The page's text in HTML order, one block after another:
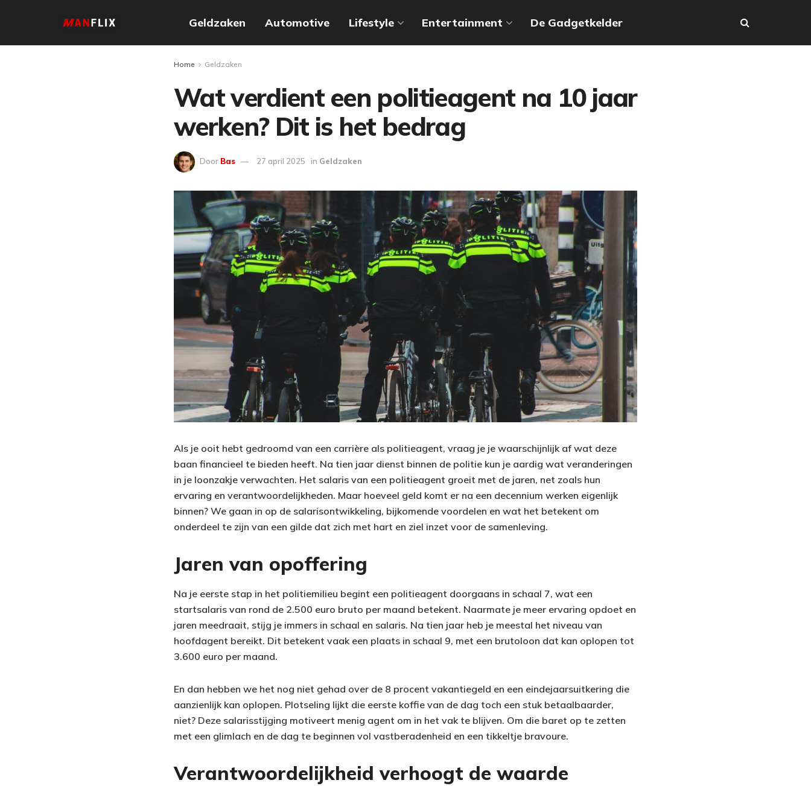
Geldzaken Automotive Lifestyle Entertainment De Gadgetkelder
Home Geldzaken
Wat verdient een politieagent na 10 jaar
werken? Dit is het bedrag
Door Bas 27 april 2025 in Geldzaken
Als je ooit hebt gedroomd van een carrière als politieagent, vraag je je waarschijnlijk af wat deze
baan financieel te bieden heeft. Na tien jaar dienst binnen de politie kun je aardig wat veranderingen
in je loonzakje verwachten. Het salaris van een politieagent groeit met de jaren, net zoals hun
ervaring en verantwoordelijkheden. Maar hoeveel geld komt er na een decennium werken eigenlijk
binnen? We gaan in op de salarisontwikkeling, bijkomende voordelen en wat het betekent om
onderdeel te zijn van een gilde dat zich met hart en ziel inzet voor de samenleving.
Jaren van opoffering
Na je eerste stap in het politiemilieu begint een politieagent doorgaans in schaal 7, wat een
startsalaris van rond de 2.500 euro bruto per maand betekent. Naarmate je meer ervaring opdoet en
jaren meedraait, stijg je immers in schaal en salaris. Na tien jaar heb je meestal het niveau van
hoofdagent bereikt. Dit betekent vaak een plaats in schaal 9, met een brutoloon dat kan oplopen tot
3.600 euro per maand.
En dan hebben we het nog niet gehad over de 8 procent vakantiegeld en een eindejaarsuitkering die
aanzienlijk kan oplopen. Plotseling lijkt die eerste koffie van de dag toch een stuk betaalbaarder,
niet? Deze salarisstijging motiveert menig agent om in het vak te blijven. Om die baret op te zetten
met een glimlach en de dag te beginnen vol vastberadenheid en een tikkeltje bravoure.
Verantwoordelijkheid verhoogt de waarde